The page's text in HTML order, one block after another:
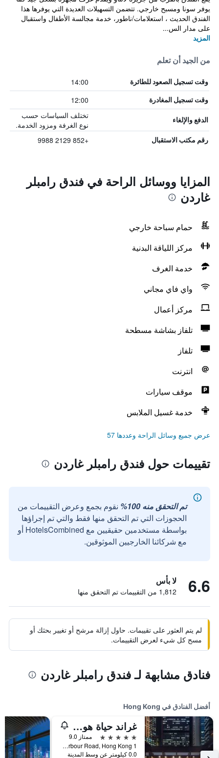
يوفر سونا ومسبح خارجي. تتضمن التسهيلات العديدة التي يوفرها هذا
الفندق الحديث ، استعلامات/ناطور، خدمة مجالسة الأطفال واستقبال
على مدار الس...
المزيد
من الجيد أن تعلم
وقت تسجيل الصعود للطائرة 14:00
وقت تسجيل المغادرة 12:00
الدفع والإلغاء
تختلف السياسات حسب
نوع الغرفة ومزود الخدمة.
رقم مكتب الاستقبال +852 2129 9988
المزايا ووسائل الراحة في فندق رامبلر
غاردن
حمام سباحة خارجي
مركز اللياقة البدنية
خدمة الغرف
واي فاي مجاني
مركز أعمال
تلفاز بشاشة مسطحة
تلفاز
انترنت
موقف سيارات
خدمة غسيل الملابس
عرض جميع وسائل الراحة وعددها 57
تقييمات حول فندق رامبلر غاردن
تم التحقق منه 100%
نقوم بجمع وعرض التقييمات من
الحجوزات التي تم التحقق منها فقط والتي تم إجراؤها
بواسطة مستخدمين حقيقيين مع HotelsCombined أو
مع شركائنا الخارجيين الموثوقين.
6.6 لا بأس
1,812 من التقييمات تم التحقق منها
لم يتم العثور على تقييمات. حاول إزالة مرشح أو تغيير بحثك أو
مسح كل شيء لعرض التقييمات.
فنادق مشابهة لـ فندق رامبلر غاردن
أفضل الفنادق في Hong Kong
غراند حياة هونغ كونغ
5 نجوم
ممتاز 9.0
1 Harbour Road, Hong Kong, هونغ كونغ
0.0 كيلومتر عن وسط المدينة